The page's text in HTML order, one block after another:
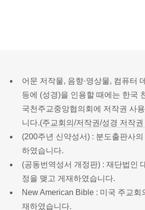
어문 저작물, 음향·영상물, 컴퓨터
등에 (성경)을 인용할 때에는 한국
국천주교중앙협의회에 저작권 사
니다.(주교회의/저작권/성경 저작
(200주년 신약성서) : 분도출판사
하였습니다.
(공동번역성서 개정판) : 재단법인
정을 맺고 게재하였습니다.
New American Bible : 미국 주교회
재하였습니다.